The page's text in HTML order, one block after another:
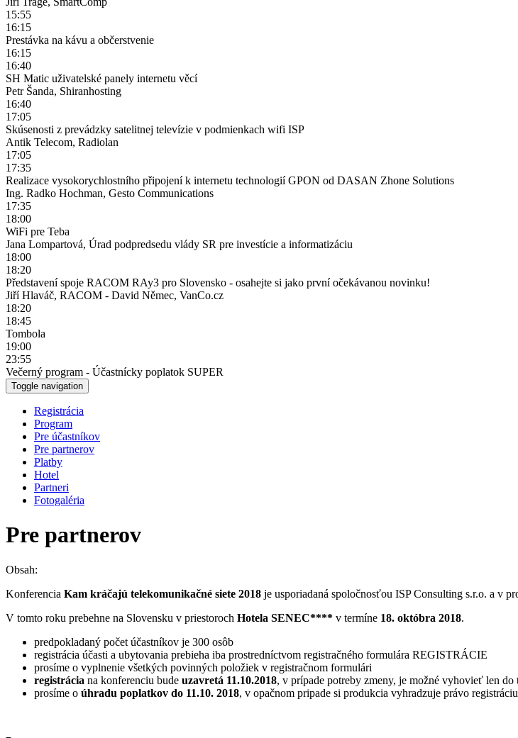
15:55
16:15
Prestávka na kávu a občerstvenie
16:15
16:40
SH Matic uživatelské panely internetu věcí
Petr Šanda, Shiranhosting
16:40
17:05
Skúsenosti z prevádzky satelitnej televízie v podmienkach wifi ISP
Antik Telecom, Radiolan
17:05
17:35
Realizace vysokorychlostního připojení k internetu technologií GPON od DASAN Zhone Solutions
Ing. Radko Hochman, Gesto Communications
17:35
18:00
WiFi pre Teba
Jana Lompartová, Úrad podpredsedu vlády SR pre investície a informatizáciu
18:00
18:20
Představení spoje RACOM RAy3 pro Slovensko - osahejte si jako první očekávanou novinku!
Jiří Hlaváč, RACOM - David Němec, VanCo.cz
18:20
18:45
Tombola
19:00
23:55
Večerný program - Účastnícky poplatok SUPER
Toggle navigation
Registrácia
Program
Pre účastníkov
Pre partnerov
Platby
Hotel
Partneri
Fotogaléria
Pre partnerov
Obsah:
Konferencia Kam kráčajú telekomunikačné siete 2018 je usporiadaná spoločnosťou ISP Consulting s.r.o. a v
V tomto roku prebehne na Slovensku v priestoroch Hotela SENEC**** v termíne 18. októbra 2018.
predpokladaný počet účastníkov je 300 osôb
registrácia účasti a ubytovania prebieha iba prostredníctvom registračného formulára REGISTRÁCIE
prosíme o vyplnenie všetkých povinných položiek v registračnom formulári
registrácia na konferenciu bude uzavretá 11.10.2018, v prípade potreby zmeny, je možné vyhovieť len do
prosíme o úhradu poplatkov do 11.10. 2018, v opačnom pripade si produkcia vyhradzuje právo